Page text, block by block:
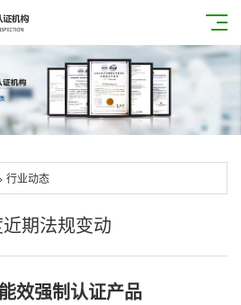
行业动态
期法规变动
效强制认证产品